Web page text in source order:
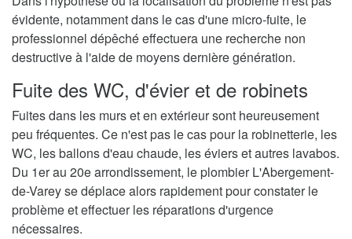
évidente, notamment dans le cas d'une micro-fuite, le
professionnel dépêché effectuera une recherche non
destructive à l'aide de moyens dernière génération.
Fuite des WC, d'évier et de robinets
Fuites dans les murs et en extérieur sont heureusement
peu fréquentes. Ce n'est pas le cas pour la robinetterie, les
WC, les ballons d'eau chaude, les éviers et autres lavabos.
Du 1er au 20e arrondissement, le plombier L'Abergement-
de-Varey se déplace alors rapidement pour constater le
problème et effectuer les réparations d'urgence
nécessaires.